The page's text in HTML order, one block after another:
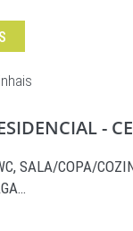
-
SALA/COPA/